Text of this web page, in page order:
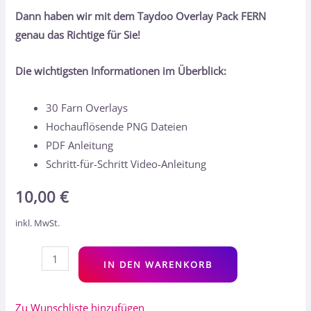
Dann haben wir mit dem Taydoo Overlay Pack FERN
genau das Richtige für Sie!
Die wichtigsten Informationen im Überblick:
30 Farn Overlays
Hochauflösende PNG Dateien
PDF Anleitung
Schritt-für-Schritt Video-Anleitung
10,00€
inkl. MwSt.
IN DEN WARENKORB
Zu Wunschliste hinzufügen